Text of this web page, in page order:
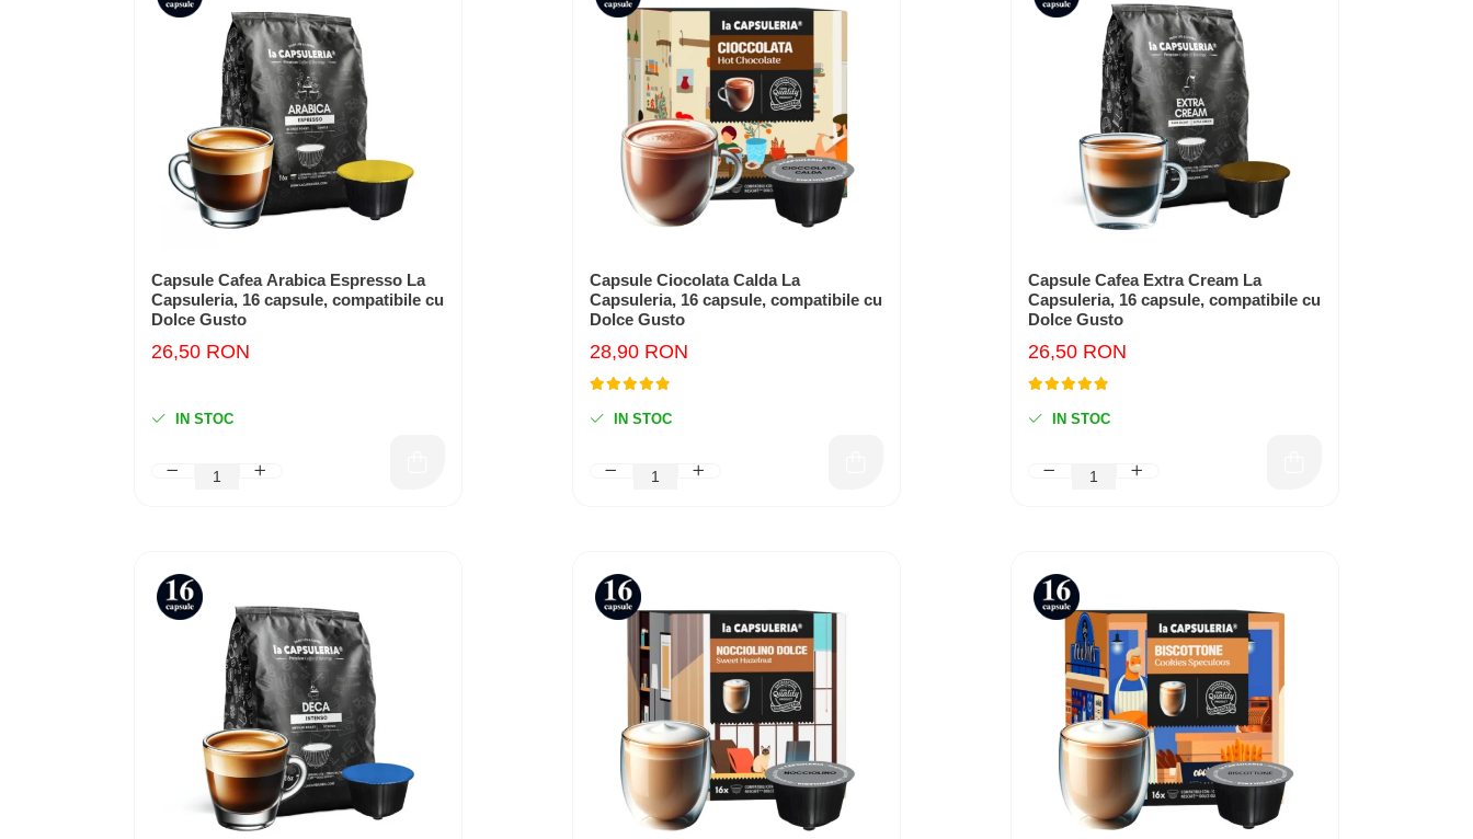
Capsule Cafea Arabica Espresso La
Capsuleria, 16 capsule, compatibile cu
Dolce Gusto
26,50 RON
IN STOC
Capsule Ciocolata Calda La
Capsuleria, 16 capsule, compatibile cu
Dolce Gusto
28,90 RON
IN STOC
Capsule Cafea Extra Cream La
Capsuleria, 16 capsule, compatibile cu
Dolce Gusto
26,50 RON
IN STOC